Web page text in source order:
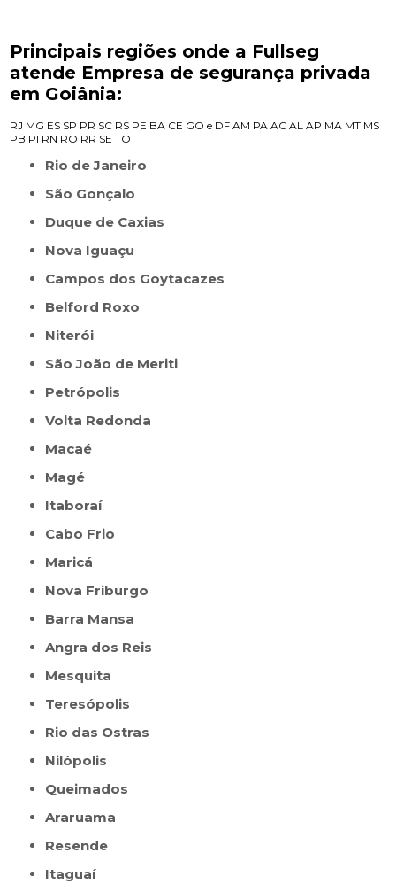
Principais regiões onde a Fullseg
atende Empresa de segurança privada
em Goiânia:
RJ MG ES SP PR SC RS PE BA CE GO e DF AM PA AC AL AP MA MT MS
PB PI RN RO RR SE TO
Rio de Janeiro
São Gonçalo
Duque de Caxias
Nova Iguaçu
Campos dos Goytacazes
Belford Roxo
Niterói
São João de Meriti
Petrópolis
Volta Redonda
Macaé
Magé
Itaboraí
Cabo Frio
Maricá
Nova Friburgo
Barra Mansa
Angra dos Reis
Mesquita
Teresópolis
Rio das Ostras
Nilópolis
Queimados
Araruama
Resende
Itaguaí